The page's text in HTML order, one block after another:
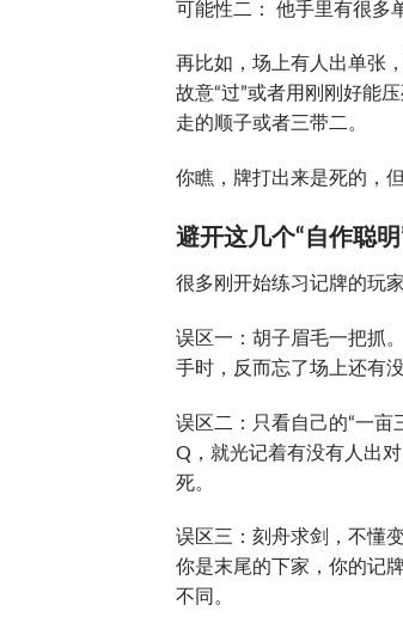
可能性二： 他手里有很多
再比如，场上有人出单张
故意“过”或者用刚刚好能
走的顺子或者三带二。
你瞧，牌打出来是死的，
避开这几个“自作聪
很多刚开始练习记牌的玩
误区一：胡子眉毛一把抓
手时，反而忘了场上还有
误区二：只看自己的“一
Q，就光记着有没有人出
死。
误区三：刻舟求剑，不懂
你是末尾的下家，你的记
不同。